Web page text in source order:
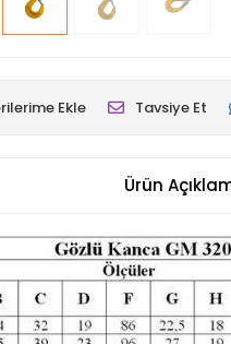
Ekle Tavsiye Et
Ürün